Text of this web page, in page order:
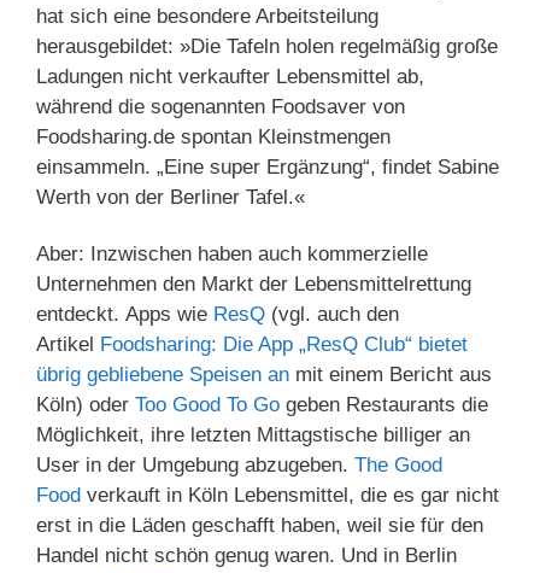
hat sich eine besondere Arbeitsteilung
herausgebildet: »Die Tafeln holen regelmäßig große
Ladungen nicht verkaufter Lebensmittel ab,
während die sogenannten Foodsaver von
Foodsharing.de spontan Kleinstmengen
einsammeln. „Eine super Ergänzung“, findet Sabine
Werth von der Berliner Tafel.«
Aber: Inzwischen haben auch kommerzielle
Unternehmen den Markt der Lebensmittelrettung
entdeckt. Apps wie ResQ (vgl. auch den
Artikel
Foodsharing: Die App „ResQ Club“ bietet
übrig gebliebene Speisen an mit einem Bericht aus
Köln) oder Too Good To Go geben Restaurants die
Möglichkeit, ihre letzten Mittagstische billiger an
User in der Umgebung abzugeben. The Good
Food verkauft in Köln Lebensmittel, die es gar nicht
erst in die Läden geschafft haben, weil sie für den
Handel nicht schön genug waren. Und in Berlin